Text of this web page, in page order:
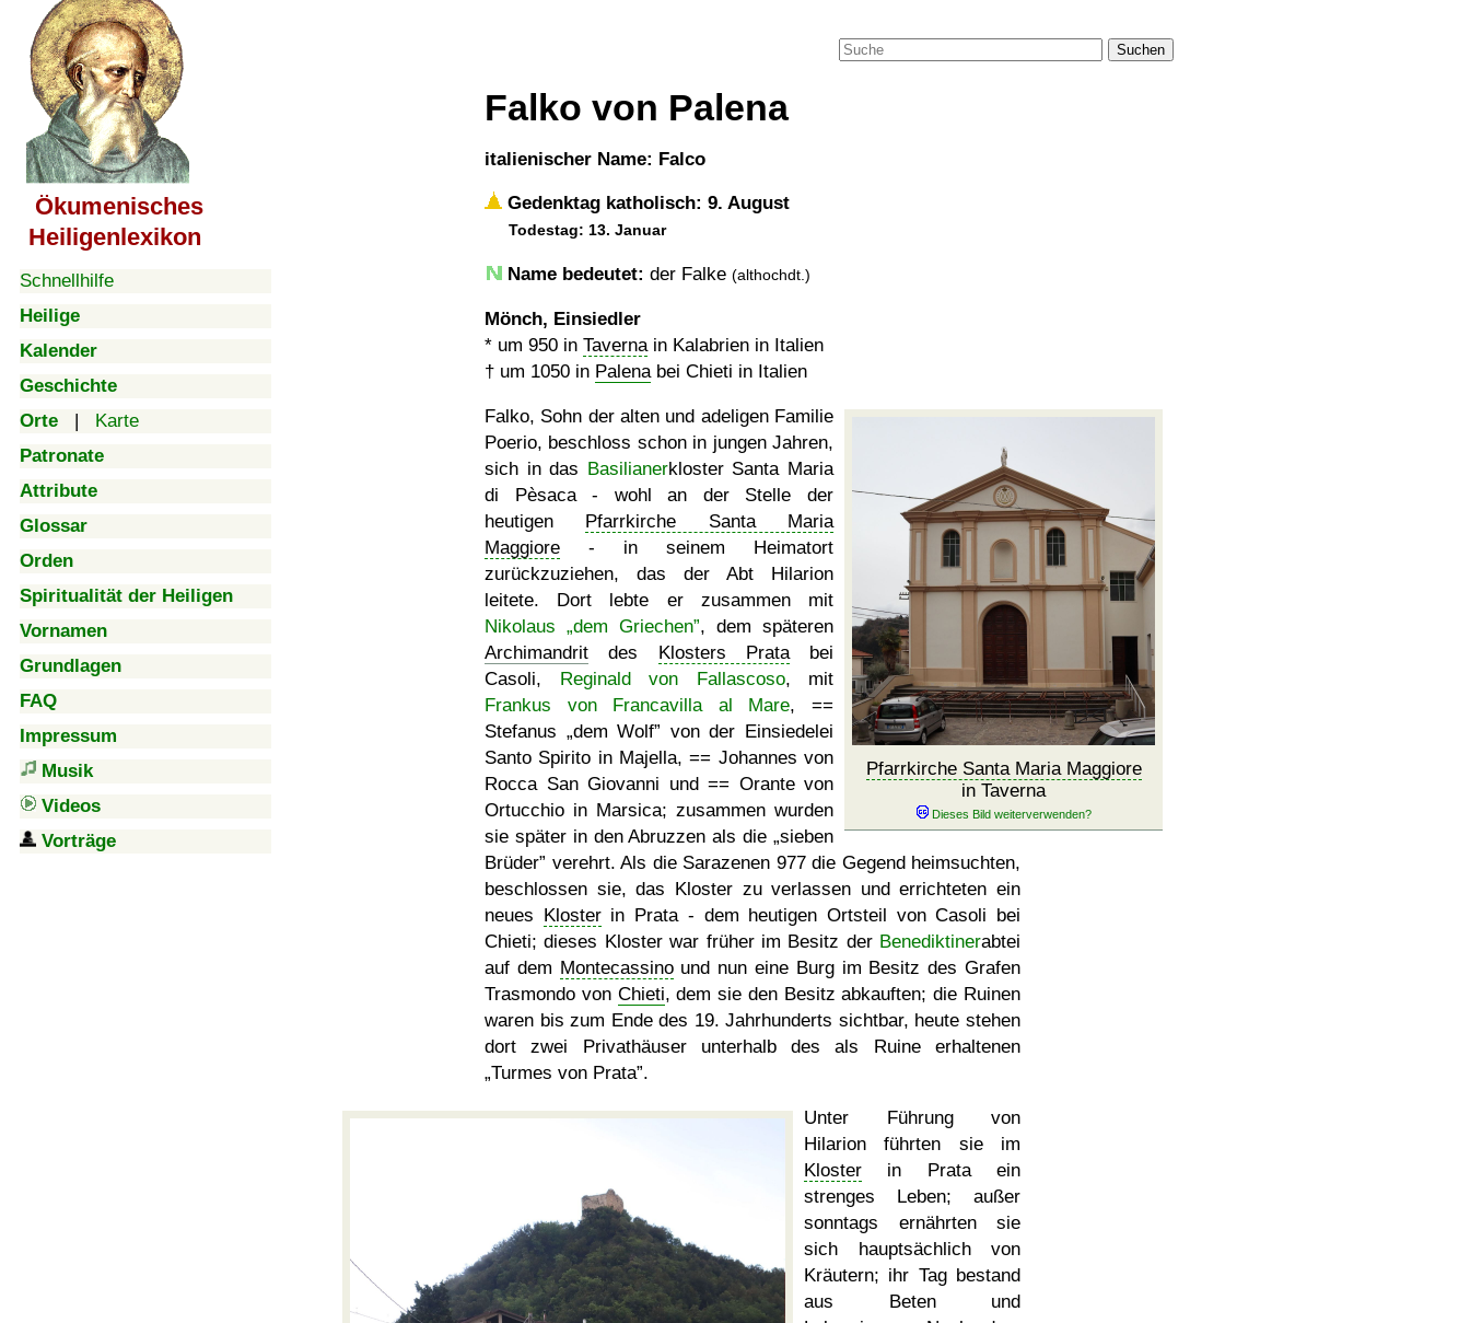
Ökumenisches
Heiligenlexikon
Schnellhilfe
Heilige
Kalender
Geschichte
Orte | Karte
Patronate
Attribute
Glossar
Orden
Spiritualität der Heiligen
Vornamen
Grundlagen
FAQ
Impressum
Musik
Videos
Vorträge
Suchen
Falko von Palena
italienischer Name: Falco
Gedenktag katholisch: 9. August
Todestag: 13. Januar
Name bedeutet: der Falke (althochdt.)
Mönch, Einsiedler
* um 950 in Tavernain Kalabrien in Italien
† um 1050 in Palenabei Chieti in Italien
Pfarrkirche Santa Maria Maggiore
in Taverna
Falko, Sohn der alten und adeligen Familie
Poerio, beschloss schon in jungen Jahren,
sich in das Basilianerkloster Santa Maria
di Pèsaca - wohl an der Stelle der
heutigen Pfarrkirche Santa Maria
Maggiore - in seinem Heimatort
zurückzuziehen, das der Abt Hilarion
leitete. Dort lebte er zusammen mit
Nikolaus
dem Griechen , dem späteren
Archimandrit des Klosters Pratabei
Casoli, Reginald von Fallascoso, mit
Frankus von Francavilla al Mare, ==
Stefanus
dem Wolf
von der Einsiedelei
Santo Spirito in Majella, == Johannes von
Rocca San Giovanni und == Orante von
Ortucchio in Marsica; zusammen wurden
sie später in den Abruzzen als die
sieben
Brüder
verehrt. Als die Sarazenen 977 die Gegend heimsuchten,
beschlossen sie, das Kloster zu verlassen und errichteten ein
neues Klosterin Prata - dem heutigen Ortsteil von Casoli bei
Chieti; dieses Kloster war früher im Besitz der Benediktinerabtei
auf dem Montecassinound nun eine Burg im Besitz des Grafen
Trasmondo von Chieti, dem sie den Besitz abkauften; die Ruinen
waren bis zum Ende des 19. Jahrhunderts sichtbar, heute stehen
dort zwei Privathäuser unterhalb des als Ruine erhaltenen
Turmes von Prata .
Unter Führung von
Hilarion führten sie im
Kloster in Prata ein
strenges Leben; außer
sonntags ernährten sie
sich hauptsächlich von
Kräutern; ihr Tag bestand
aus Beten und